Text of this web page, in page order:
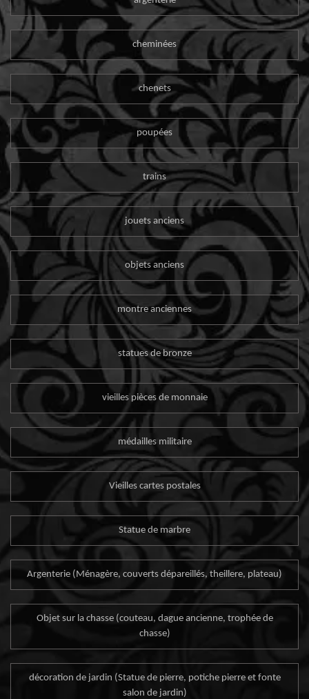
cheminées
chenets
poupées
trains
jouets anciens
objets anciens
montre anciennes
statues de bronze
vieilles pièces de monnaie
médailles militaire
Vieilles cartes postales
Statue de marbre
Argenterie (Ménagère, couverts dépareillés, theillere, plateau)
Objet sur la chasse (couteau, dague ancienne, trophée de
chasse)
décoration de jardin (Statue de pierre, potiche pierre et fonte
salon de jardin)